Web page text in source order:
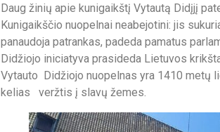
Daug žinių apie kunigaikštį Vytautą Didįjį
Kunigaikščio nuopelnai neabejotini: jis
panaudoja patrankas, padeda pamatus
Didžiojo iniciatyva prasideda Lietuvos
Vytauto Didžiojo nuopelnas yra 1410 metų
kelias veržtis į slavų žemes.